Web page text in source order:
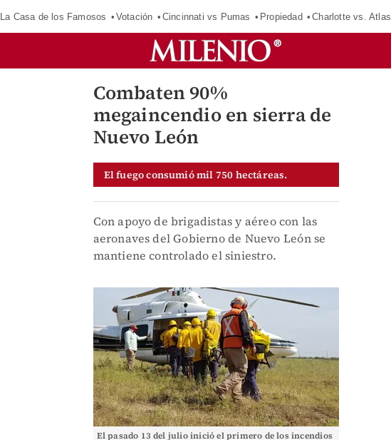
La Casa de los Famosos Votación Cincinnati vs Pumas Propiedad Charlotte vs. Atlas
Combaten 90%
megaincendio en sierra de
Nuevo León
El fuego consumió mil 750 hectáreas.
Con apoyo de brigadistas y aéreo con las
aeronaves del Gobierno de Nuevo León se
mantiene controlado el siniestro.
El pasado 13 del julio inició el primero de los incendios